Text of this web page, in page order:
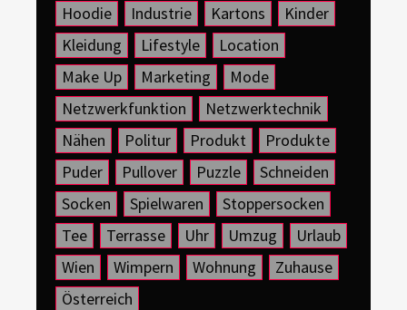
Hoodie
Industrie Kartons
Kinder
Kleidung
Lifestyle
Location
Make Up
Marketing
Mode
Netzwerkfunktion
Netzwerktechnik
Nähen
Politur Produkt
Produkte
Puder
Pullover Puzzle
Schneiden
Socken
Spielwaren
Stoppersocken
Tee
Terrasse Uhr Umzug
Urlaub
Wien
Wimpern Wohnung
Zuhause
Österreich